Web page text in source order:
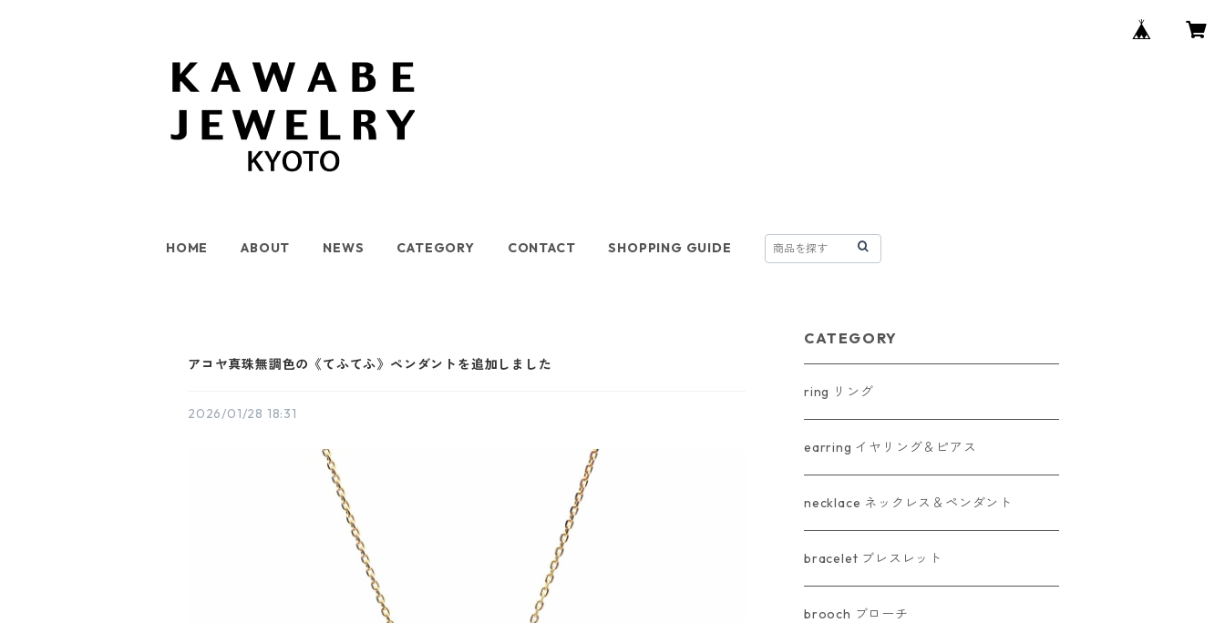
HOME ABOUT NEWS CATEGORY CONTACT SHOPPING GUIDE
アコヤ真珠無調色の《てふてふ》ペンダントを追加しました
2026/01/28 18:31
CATEGORY
ring リング
earring イヤリング＆ピアス
necklace ネックレス＆ペンダント
bracelet ブレスレット
brooch ブローチ